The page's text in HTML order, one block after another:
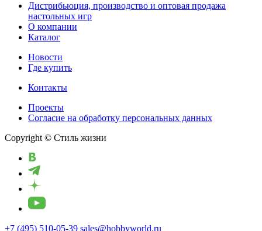
Дистрибьюция, производство и оптовая продажа
настольных игр
О компании
Каталог
Новости
Где купить
Контакты
Проекты
Cогласие на обработку персональных данных
Copyright © Стиль жизни
+7 (495) 510-05-39 sales@hobbyworld.ru